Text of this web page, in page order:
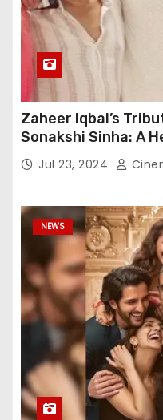
Zaheer Iqbal’s
Sonakshi Sinha: A
Gratitude
Jul 23, 2024
NEWS